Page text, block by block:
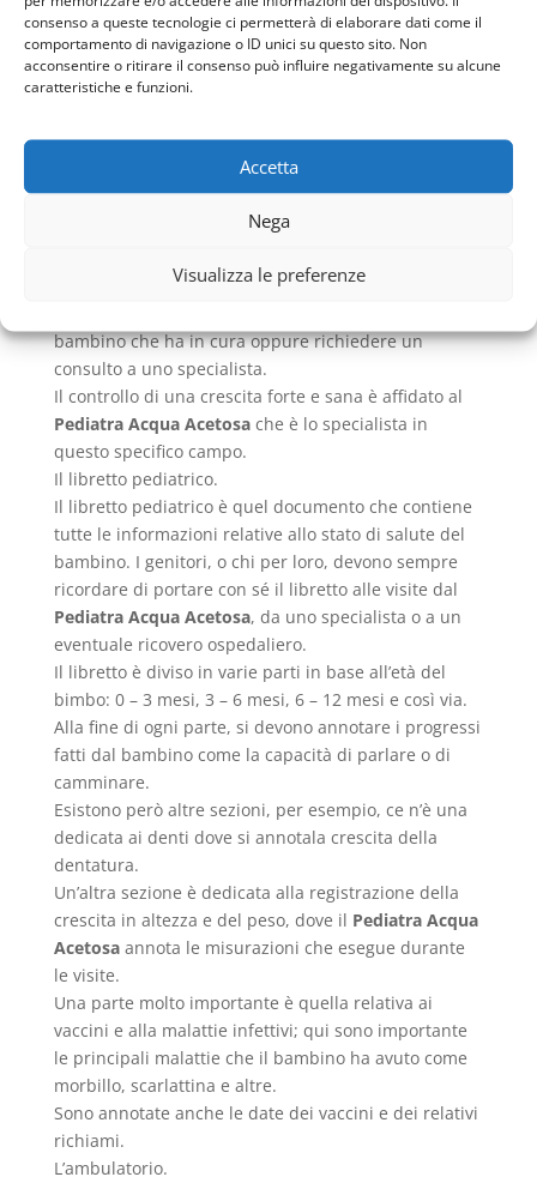
consenso a queste tecnologie ci permetterà di elaborare dati come il
comportamento di navigazione o ID unici su questo sito. Non
acconsentire o ritirare il consenso può influire negativamente su alcune
caratteristiche e funzioni.
Accetta
Nega
Visualizza le preferenze
prendersi cura della salute del bambino.
Le azioni che svolge sono diverse: innanzitutto visita
il bambino entro il primo mese di nascita per
verificare che tutto sia ok.
Pediatra Acqua Acetosa
Pediatra Acqua Acetosa
come giustifica delle assenze a scuola. Inoltre, il
bambino che ha in cura oppure richiedere un
consulto a uno specialista.
Il controllo di una crescita forte e sana è affidato al
Pediatra Acqua Acetosache è lo specialista in
questo specifico campo.
Il libretto pediatrico.
Il libretto pediatrico è quel documento che contiene
tutte le informazioni relative allo stato di salute del
bambino. I genitori, o chi per loro, devono sempre
ricordare di portare con sé il libretto alle visite dal
Pediatra Acqua Acetosa, da uno specialista o a un
eventuale ricovero ospedaliero.
Il libretto è diviso in varie parti in base all’età del
bimbo: 0 – 3 mesi, 3 – 6 mesi, 6 – 12 mesi e così via.
Alla fine di ogni parte, si devono annotare i progressi
fatti dal bambino come la capacità di parlare o di
camminare.
Esistono però altre sezioni, per esempio, ce n’è una
dedicata ai denti dove si annotala crescita della
dentatura.
Un’altra sezione è dedicata alla registrazione della
crescita in altezza e del peso, dove il Pediatra Acqua
Acetosaannota le misurazioni che esegue durante
le visite.
Una parte molto importante è quella relativa ai
vaccini e alla malattie infettivi; qui sono importante
le principali malattie che il bambino ha avuto come
morbillo, scarlattina e altre.
Sono annotate anche le date dei vaccini e dei relativi
richiami.
L’ambulatorio.